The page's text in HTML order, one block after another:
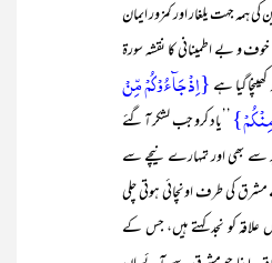
جہت یلغار اور کمزور ایمان
و بے اطمینانی کا نقشہ سورۃ
گیا ہے{اِذۡ جَآءُوۡکُمۡ مِّنۡ
’’یاد کرو جب لشکر آ گئے
سے بھی اور تمہارے نیچے سے
مشرق کی طرف اونچائی ہوتی چلی
کو نجد کہتے ہیں، جس کے